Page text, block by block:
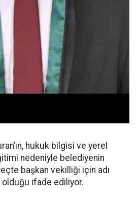
hukuk bilgisi ve yerel
nedeniyle belediyenin
başkan vekilliği için adı
ifade ediliyor.